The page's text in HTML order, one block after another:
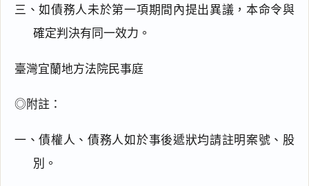
三、如債務人未於第一項期間內提出異議，本命令與
確定判決有同一效力。
臺灣宜蘭地方法院民事庭
◎附註：
一、債權人、債務人如於事後遞狀均請註明案號、股
別。